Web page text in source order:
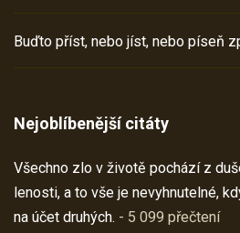
Buďto příst, nebo jíst, nebo píseň
Nejoblíbenější citáty
Všechno zlo v životě pochází z
lenosti, a to vše je nevyhnutelné,
na účet druhých. - 5 099 přečtení